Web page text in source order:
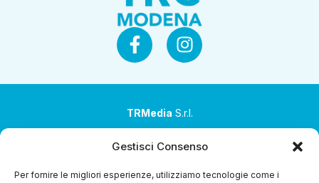
Gestisci Consenso
Per fornire le migliori esperienze, utilizziamo tecnologie come i
TRMedia S.r.l.
coordinamento da parte di Coop Alleanza 3.0 Soc. Coop.